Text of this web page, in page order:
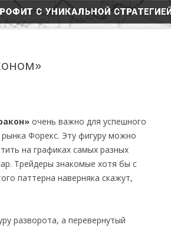
очень важно для успешного
рынка Форекс. Эту фигуру можно
на графиках самых разных
Трейдеры знакомые хотя бы с
паттерна наверняка скажут,
разворота, а перевернутый